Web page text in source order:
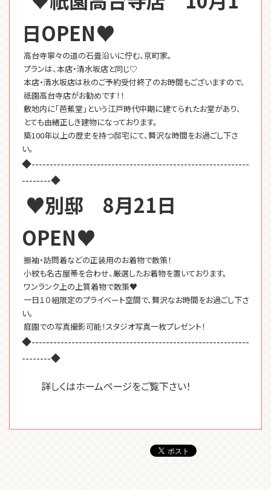
日OPEN♥
高台寺寧々の道の石畳沿いに佇む、京町家。
プランは、本店・清水坂店と同じ♡
本店・清水坂店は秋のご予約受付終了のお時間もございますので、
祇園高台寺店がお勧めです！！
敷地内に「芭蕉堂」という江戸時代中期に建てられたお堂があり、
とても由緒正しき建物になっております。
築100年以上の歴史を持つ邸宅にて、贅沢な時間をお過ごし下さ
い。
◆------------------------------------------------------------
--------◆
♥別邸 8月21日
OPEN♥
振袖・訪問着などの正装用のお着物で散策！
小紋も名古屋帯を合わせ、厳選したお着物を置いております。
ワンランク上の上質着物で散策♥
一日１０組限定のプライベート空間で、贅沢なお時間をお過ごし下さ
い。
庭園での写真撮影可能！スタジオ写真一枚プレゼント！
◆------------------------------------------------------------
--------◆
詳しくはホームページをご覧下さい！